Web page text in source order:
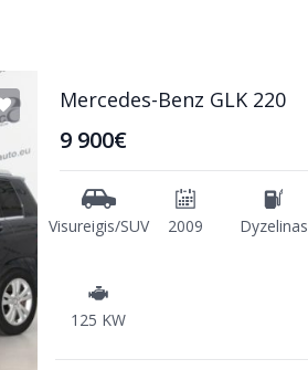
Mercedes-Benz GLK 220
9 900€
Visureigis/SUV 2009 Dyzelinas
125 KW